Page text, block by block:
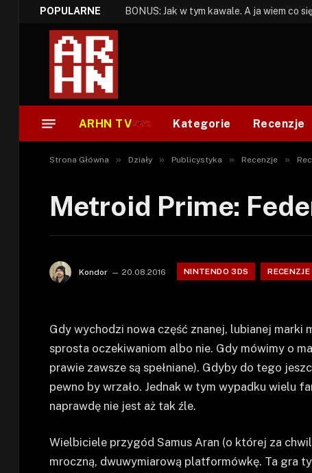
POPULARNE
ARHN TV Kategorie Recenzje
Strona Główna » Działy » Publicystyka » Recenzje »
Metroid Prime:
Kondor 20.08.2016 NINTENDO 3DS RECENZJE
Gdy wychodzi nowa część znanej, lubianej marki
sprosta oczekiwaniom albo nie. Gdy mówimy o
prawie zawsze są spełniane). Gdyby do tego
pewno by wrzało. Jednak w tym wypadku wielu
naprawdę nie jest aż tak źle.
Wielbiciele przygód Samus Aran (o której za
mroczną, dwuwymiarową platformówkę. Ta gra